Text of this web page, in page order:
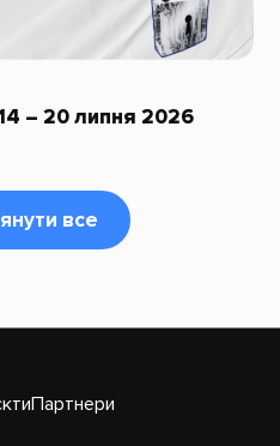
– 20 липня 2026
все
Партнери